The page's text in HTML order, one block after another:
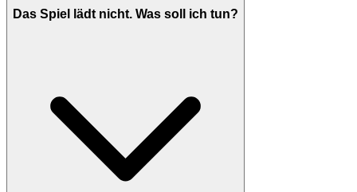
Das Spiel lädt nicht. Was soll ich tun?